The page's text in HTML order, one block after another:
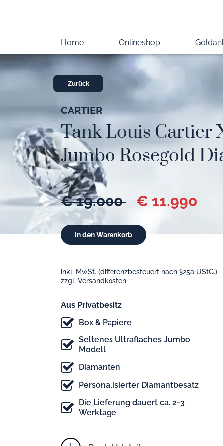
Home Onlineshop
Zurück
CARTIER
Tank Louis Cartier
Jumbo Rosegold
€ 19.000 € 11.990
inkl. MwSt. (differenzbesteuert nach §25a UStG.)
zzgl. Versandkosten
Aus Privatbesitz
Box & Papiere
Seltenes Ultraflaches Jumbo
Modell
Diamanten
Personalisierter Diamantbesatz
Die Lieferung dauert ca. 2-3
Werktage